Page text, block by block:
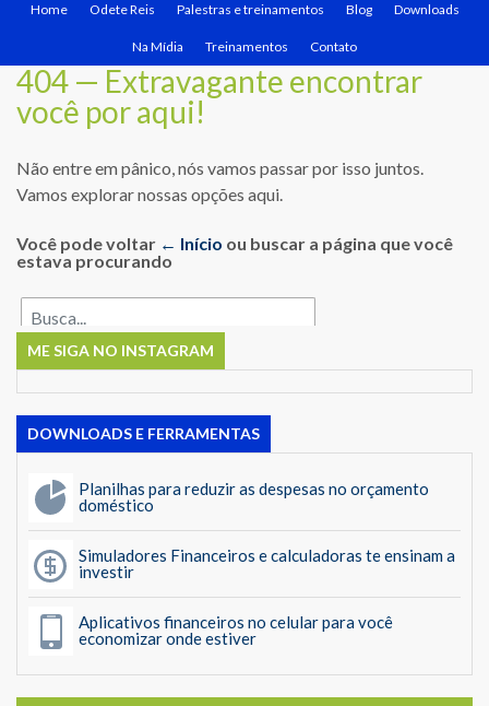
Home Odete Reis Palestras e treinamentos Blog Downloads
Na Mídia Treinamentos Contato
404 — Extravagante encontrar
você por aqui!
Não entre em pânico, nós vamos passar por isso juntos.
Vamos explorar nossas opções aqui.
Você pode voltar ← Início ou buscar a página que você
estava procurando
ME SIGA NO INSTAGRAM
DOWNLOADS E FERRAMENTAS
Planilhas para reduzir as despesas no orçamento
doméstico
Simuladores Financeiros e calculadoras te ensinam a
investir
Aplicativos financeiros no celular para você
economizar onde estiver